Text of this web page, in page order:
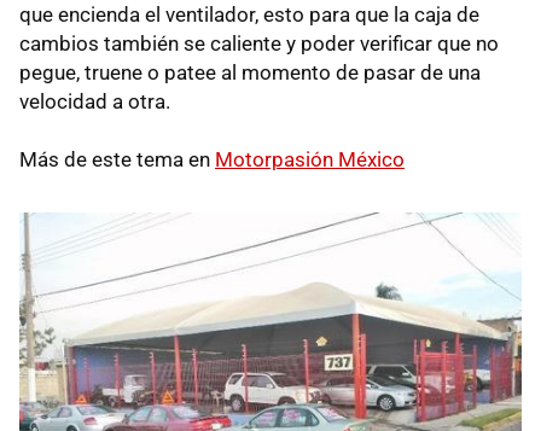
que encienda el ventilador, esto para que la caja de
cambios también se caliente y poder verificar que no
pegue, truene o patee al momento de pasar de una
velocidad a otra.
Más de este tema en Motorpasión México